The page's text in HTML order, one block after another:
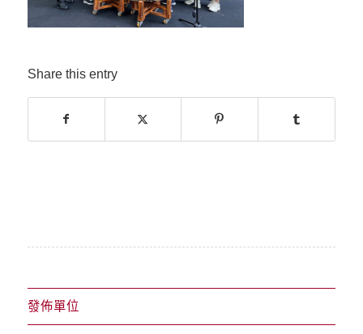
Share this entry
發佈單位